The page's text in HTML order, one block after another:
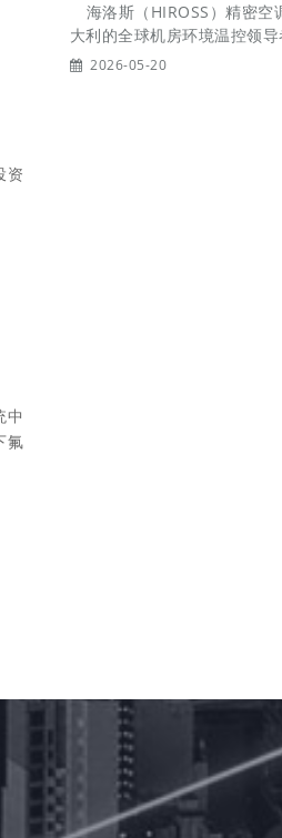
资
中
氟
海洛斯（HIROSS）精密空
大利的全球机房环境温控领导
2026-05-20